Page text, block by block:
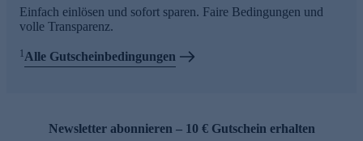
Einfach einlösen und sofort sparen. Faire Bedingungen und
volle Transparenz.
1Alle Gutscheinbedingungen
Newsletter abonnieren – 10 € Gutschein erhalten